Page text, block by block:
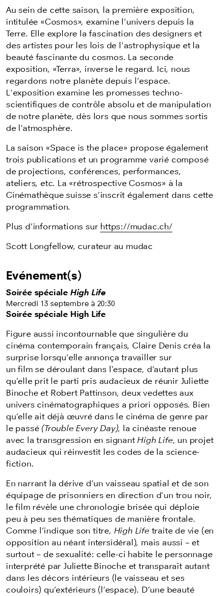
Au sein de cette saison, la première exposition,
intitulée «Cosmos», examine l'univers depuis la
Terre. Elle explore la fascination des designers et
des artistes pour les lois de l'astrophysique et la
beauté fascinante du cosmos. La seconde
exposition, «Terra», inverse le regard. Ici, nous
regardons notre planète depuis l'espace.
L'exposition examine les promesses techno-
scientifiques de contrôle absolu et de manipulation
de notre planète, dès lors que nous sommes sortis
de l’atmosphère.
La saison «Space is the place» propose également
trois publications et un programme varié composé
de projections, conférences, performances,
ateliers, etc. La «rétrospective Cosmos» à la
Cinémathèque suisse s’inscrit également dans cette
programmation.
Plus d’informations sur https://mudac.ch/
Scott Longfellow, curateur au mudac
Evénement(s)
Soirée spéciale High Life
Mercredi 13 septembre à 20:30
Soirée spéciale High Life
Figure aussi incontournable que singulière du
cinéma contemporain français, Claire Denis créa la
surprise lorsqu’elle annonça travailler sur
un film se déroulant dans l’espace, d’autant plus
qu’elle prit le parti pris audacieux de réunir Juliette
Binoche et Robert Pattinson, deux vedettes aux
univers cinématographiques a priori opposés. Bien
qu’elle ait déjà œuvré dans le cinéma de genre par
le passé (Trouble Every Day), la cinéaste renoue
avec la transgression en signant High Life, un projet
audacieux qui réinvestit les codes de la science-
fiction.
En narrant la dérive d’un vaisseau spatial et de son
équipage de prisonniers en direction d’un trou noir,
le film révèle une chronologie brisée qui déploie
peu à peu ses thématiques de manière frontale.
Comme l’indique son titre, High Life traite de vie (en
opposition au néant intersidéral), mais aussi – et
surtout – de sexualité: celle-ci habite le personnage
interprété par Juliette Binoche et transparaît autant
dans les décors intérieurs (le vaisseau et ses
couloirs) qu’extérieurs (l’espace). D’une beauté